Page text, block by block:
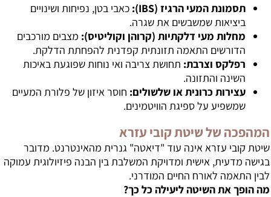
תסמונת המעי הרגיז (IBS):
כאבי בטן, נפיחות ושינויים
ביציאות שמשבשים את שגרה.
מחלות מעי דלקתיות (קרוהן וקוליטיס): מצבים מורכבים
הדורשים התאמה תזונתית קפדנית להפחתת הדלקת.
רפלקס וצרבת: תחושת צריבה ואי נוחות שפוגעת באיכות
השינה והתזונה.
עצירות כרונית או שלשולים: חוסר איזון של פלורת המעיים
שמשפיע על ספיגת הוויטמינים.
המהפכה של שיטת קובי עזרא
שיטת קובי עזרא אינה עוד "דיאטה" גנרית מהאינטרנט. מדובר
בגישה מדעית, אישית ומדויקת המשלבת בין הבנה פיזיולוגית עמוקה
לבין התאמה לאורח החיים המודרני.
מה הופך את השיטה ליעילה כל כך?